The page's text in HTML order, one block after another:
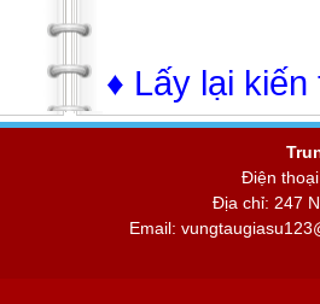
♦ Lấy lại
Điện
Địa chỉ: 247
Email: